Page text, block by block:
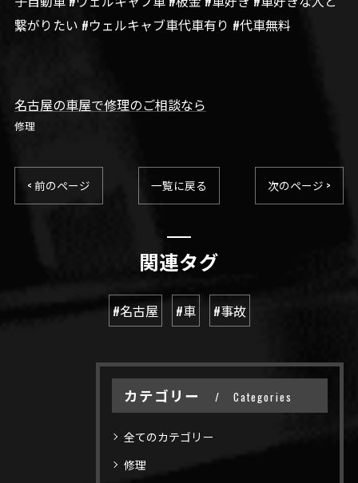
繋がりたい #ウェルキャブ車代車有り #代車無料
名古屋の車屋で修理のご相談なら
修理
< 前のページ 一覧に戻る 次のページ >
関連タグ
#名古屋 #車 #事故
カテゴリー Categories
全てのカテゴリー
修理